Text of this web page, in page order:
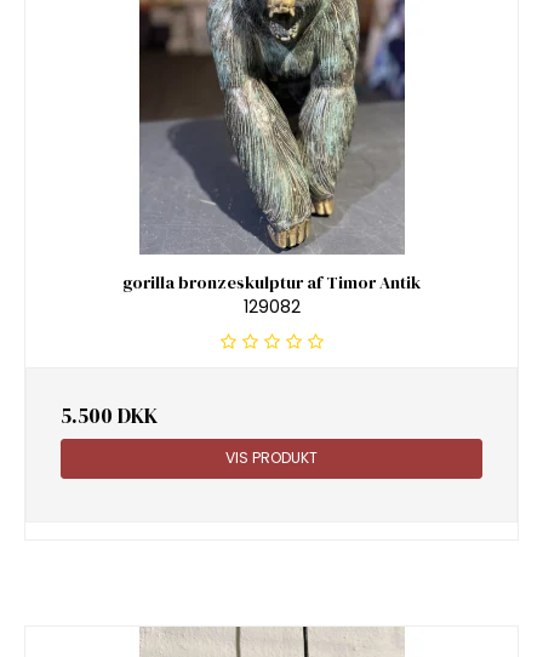
gorilla bronzeskulptur af Timor Antik
129082
5.500 DKK
VIS PRODUKT